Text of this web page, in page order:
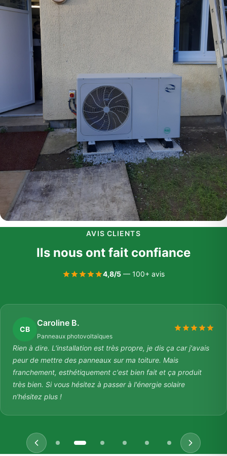
AVIS CLIENTS
Ils nous ont fait confiance
4,8/5 — 100+ avis
CB
Caroline B.
Panneaux photovoltaïques
Rien à dire. L'installation est très propre, je dis ça car j'avais
peur de mettre des panneaux sur ma toiture. Mais
franchement, esthétiquement c'est bien fait et ça produit
très bien. Si vous hésitez à passer à l'énergie solaire
n'hésitez plus !